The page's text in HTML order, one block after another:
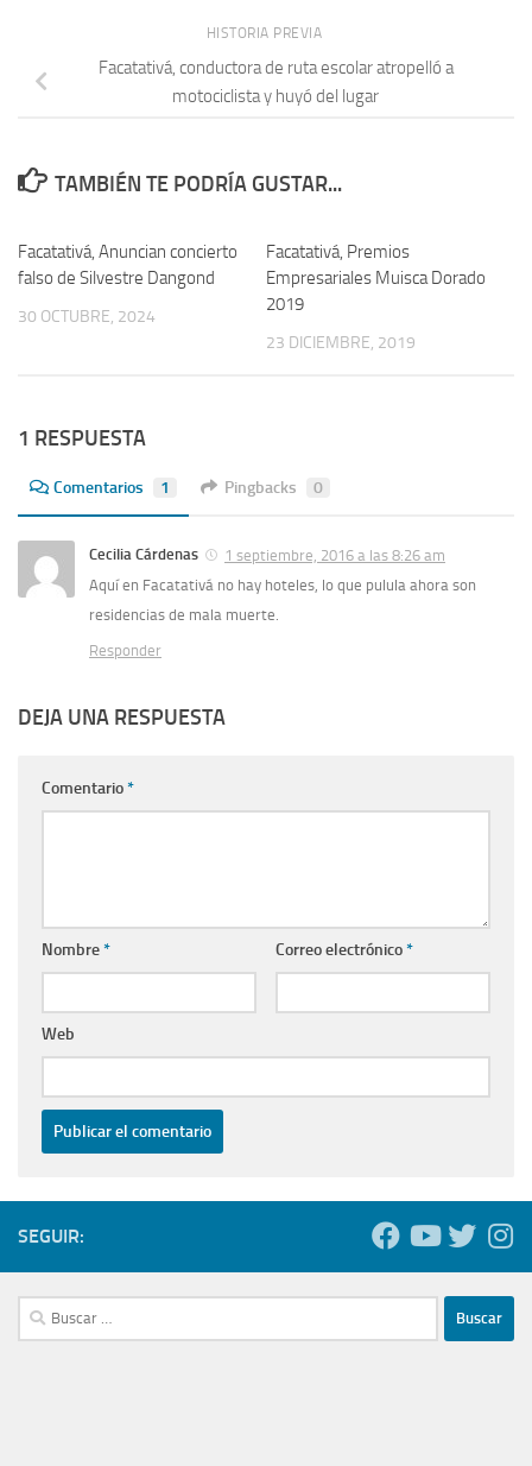
HISTORIA PREVIA
Facatativá, conductora de ruta escolar atropelló a
motociclista y huyó del lugar
TAMBIÉN TE PODRÍA GUSTAR...
Facatativá, Anuncian concierto
falso de Silvestre Dangond
30 OCTUBRE, 2024
Facatativá, Premios
Empresariales Muisca Dorado
2019
23 DICIEMBRE, 2019
1 RESPUESTA
Comentarios 1 Pingbacks 0
Cecilia Cárdenas
1 septiembre, 2016 a las 8:26 am
Aquí en Facatativá no hay hoteles, lo que pulula ahora son
residencias de mala muerte.
Responder
DEJA UNA RESPUESTA
Comentario*
Nombre* Correo electrónico*
Web
SEGUIR:
Buscar: